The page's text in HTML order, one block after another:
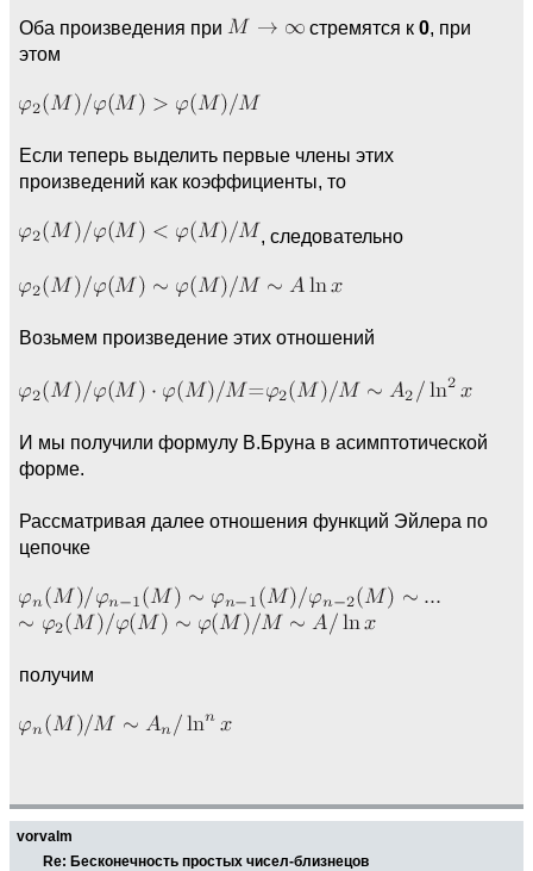
Оба произведения при стремятся к 0, при
этом
Если теперь выделить первые члены этих
произведений как коэффициенты, то
, следовательно
Возьмем произведение этих отношений
И мы получили формулу В.Бруна в асимптотической
форме.
Рассматривая далее отношения функций Эйлера по
цепочке
получим
vorvalm
Re: Бесконечность простых чисел-близнецов